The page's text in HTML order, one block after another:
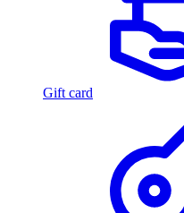
Gift card